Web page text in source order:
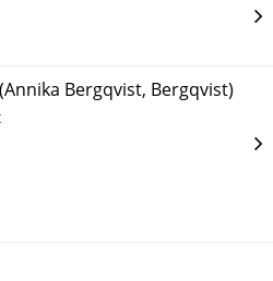
(Annika Bergqvist, Bergqvist)